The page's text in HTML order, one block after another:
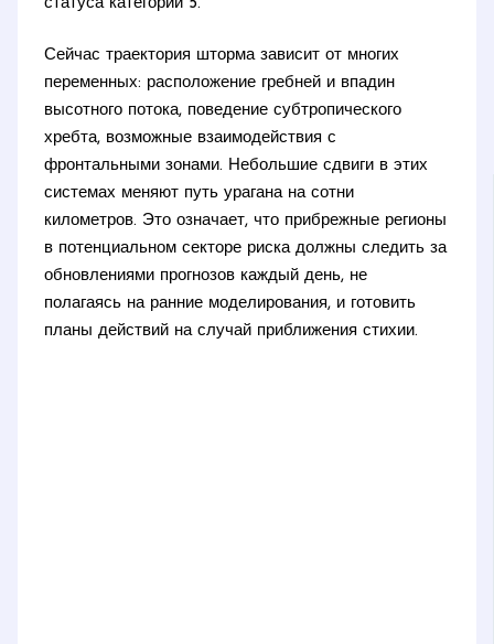
статуса категории 5.
Сейчас траектория шторма зависит от многих
переменных: расположение гребней и впадин
высотного потока, поведение субтропического
хребта, возможные взаимодействия с
фронтальными зонами. Небольшие сдвиги в этих
системах меняют путь урагана на сотни
километров. Это означает, что прибрежные регионы
в потенциальном секторе риска должны следить за
обновлениями прогнозов каждый день, не
полагаясь на ранние моделирования, и готовить
планы действий на случай приближения стихии.